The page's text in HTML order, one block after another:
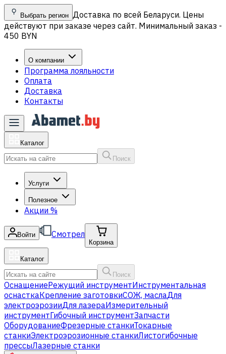
Выбрать регион Доставка по всей Беларуси. Цены
действуют при заказе через сайт. Минимальный заказ -
450 BYN
О компании
Программа лояльности
Оплата
Доставка
Контакты
Каталог
Поиск
Услуги
Полезное
Акции %
Войти Смотрел
Корзина
Каталог
Поиск
ОснащениеРежущий инструментИнструментальная
оснасткаКрепление заготовкиСОЖ, маслаДля
электроэрозииДля лазераИзмерительный
инструментГибочный инструментЗапчасти
ОборудованиеФрезерные станкиТокарные
станкиЭлектроэрозионные станкиЛистогибочные
прессыЛазерные станки